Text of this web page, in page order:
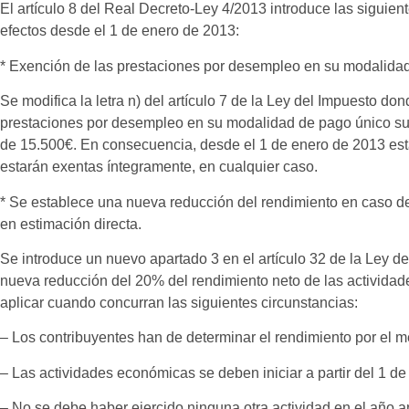
El artículo 8 del Real Decreto-Ley 4/2013 introduce las
efectos desde el 1 de enero de 2013:
* Exención de las prestaciones por desempleo en su
Se modifica la letra n) del artículo 7 de la Ley del Impuesto
prestaciones por desempleo en su modalidad de pago único
de 15.500€. En consecuencia, desde el 1 de enero de 2013
estarán exentas íntegramente, en cualquier caso.
* Se establece una nueva reducción del rendimiento en caso
en estimación directa.
Se introduce un nuevo apartado 3 en el artículo 32 de la Ley
nueva reducción del 20% del rendimiento neto de las
aplicar cuando concurran las siguientes circunstancias:
– Los contribuyentes han de determinar el rendimiento por el
– Las actividades económicas se deben iniciar a partir del 1